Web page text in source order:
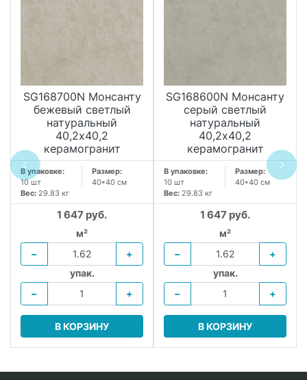
SG168700N Монсанту
бежевый светлый
натуральный
40,2х40,2
керамогранит
В упаковке:
10 шт
Размер:
40*40 см
Вес: 29.83 кг
1 647 руб.
м²
−
+
упак.
−
+
В КОРЗИНУ
SG168600N Монсанту
серый светлый
натуральный
40,2х40,2
керамогранит
В упаковке:
10 шт
Размер:
40*40 см
Вес: 29.83 кг
1 647 руб.
м²
−
+
упак.
−
+
В КОРЗИНУ